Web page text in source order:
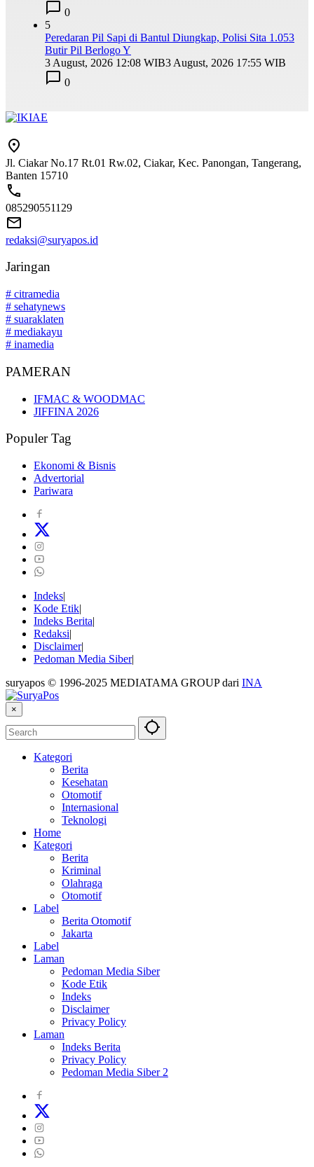
0
5
Peredaran Pil Sapi di Bantul Diungkap, Polisi Sita 1.053
Butir Pil Berlogo Y
3 August, 2026 12:08 WIB3 August, 2026 17:55 WIB
0
Jl. Ciakar No.17 Rt.01 Rw.02, Ciakar, Kec. Panongan, Tangerang,
Banten 15710
085290551129
redaksi@suryapos.id
Jaringan
# citramedia
# sehatynews
# suaraklaten
# mediakayu
# inamedia
PAMERAN
IFMAC & WOODMAC
JIFFINA 2026
Populer Tag
Ekonomi & Bisnis
Advertorial
Pariwara
Indeks
Kode Etik
Indeks Berita
Redaksi
Disclaimer
Pedoman Media Siber
suryapos © 1996-2025 MEDIATAMA GROUP dari INA
×
Kategori
Berita
Kesehatan
Otomotif
Internasional
Teknologi
Home
Kategori
Berita
Kriminal
Olahraga
Otomotif
Label
Berita Otomotif
Jakarta
Label
Laman
Pedoman Media Siber
Kode Etik
Indeks
Disclaimer
Privacy Policy
Laman
Indeks Berita
Privacy Policy
Pedoman Media Siber 2